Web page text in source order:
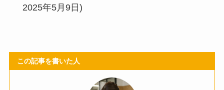
2025年5月9日)
この記事を書いた人